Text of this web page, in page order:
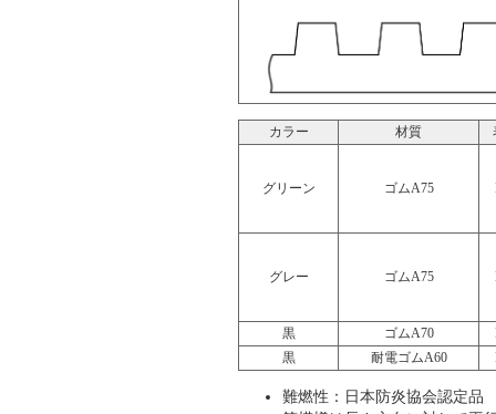
カラー 材質
グリーン ゴムA75
グレー ゴムA75
黒 ゴムA70
黒
耐電ゴムA60
難燃性：日本防炎協会認定品